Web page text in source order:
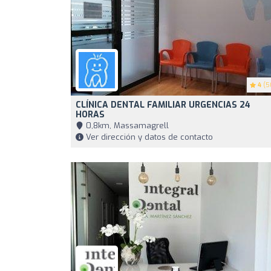
4
CLÍNICA DENTAL FAMILIAR URGENCIAS 24
HORAS
0,8km, Massamagrell
Ver dirección y datos de contacto